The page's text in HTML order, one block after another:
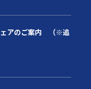
ェアのご案内 （※追